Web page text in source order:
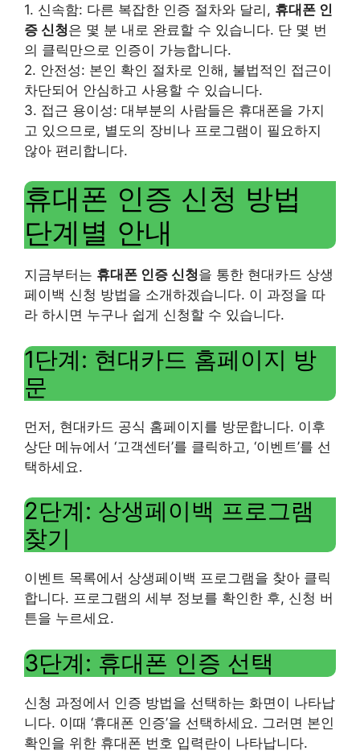
1. 신속함: 다른 복잡한 인증 절차와 달리, 휴대폰 인
증 신청은 몇 분 내로 완료할 수 있습니다. 단 몇 번
의 클릭만으로 인증이 가능합니다.
2. 안전성: 본인 확인 절차로 인해, 불법적인 접근이
차단되어 안심하고 사용할 수 있습니다.
3. 접근 용이성: 대부분의 사람들은 휴대폰을 가지
고 있으므로, 별도의 장비나 프로그램이 필요하지
않아 편리합니다.
휴대폰 인증 신청 방법
단계별 안내
지금부터는 휴대폰 인증 신청을 통한 현대카드 상생
페이백 신청 방법을 소개하겠습니다. 이 과정을 따
라 하시면 누구나 쉽게 신청할 수 있습니다.
1단계: 현대카드 홈페이지 방
문
먼저, 현대카드 공식 홈페이지를 방문합니다. 이후
상단 메뉴에서 ‘고객센터’를 클릭하고, ‘이벤트’를 선
택하세요.
2단계: 상생페이백 프로그램
찾기
이벤트 목록에서 상생페이백 프로그램을 찾아 클릭
합니다. 프로그램의 세부 정보를 확인한 후, 신청 버
튼을 누르세요.
3단계: 휴대폰 인증 선택
신청 과정에서 인증 방법을 선택하는 화면이 나타납
니다. 이때 ‘휴대폰 인증’을 선택하세요. 그러면 본인
확인을 위한 휴대폰 번호 입력란이 나타납니다.